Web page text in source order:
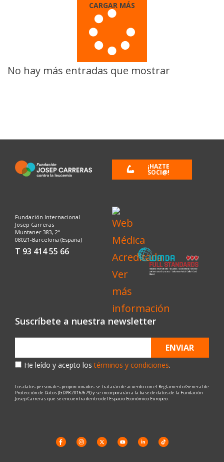
CARGAR MÁS
No hay más entradas que mostrar
Fundación Internacional
Josep Carreras
Muntaner 383, 2º
08021-Barcelona (España)
T 93 414 55 66
¡HAZTE
SOCI@!
Suscríbete a nuestra newsletter
He leído y acepto lostérminos y condiciones.
ENVIAR
Los datos personales proporcionados se tratarán de acuerdo con el Reglamento General de
Protección de Datos (GDPR 2016/679) y se incorporarán a la base de datos de la Fundación
Josep Carreras que se encuentra dentro del Espacio Económico Europeo.